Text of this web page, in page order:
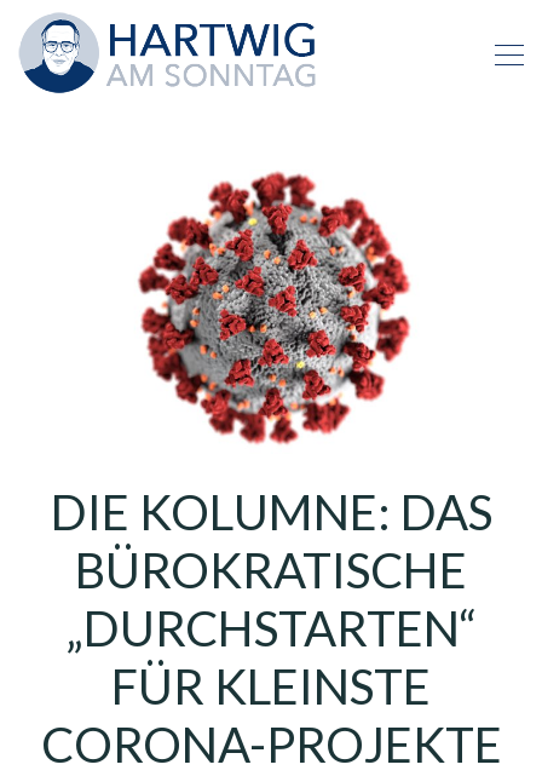
DIE KOLUMNE: DAS
BÜROKRATISCHE
„DURCHSTARTEN“
FÜR KLEINSTE
CORONA-PROJEKTE